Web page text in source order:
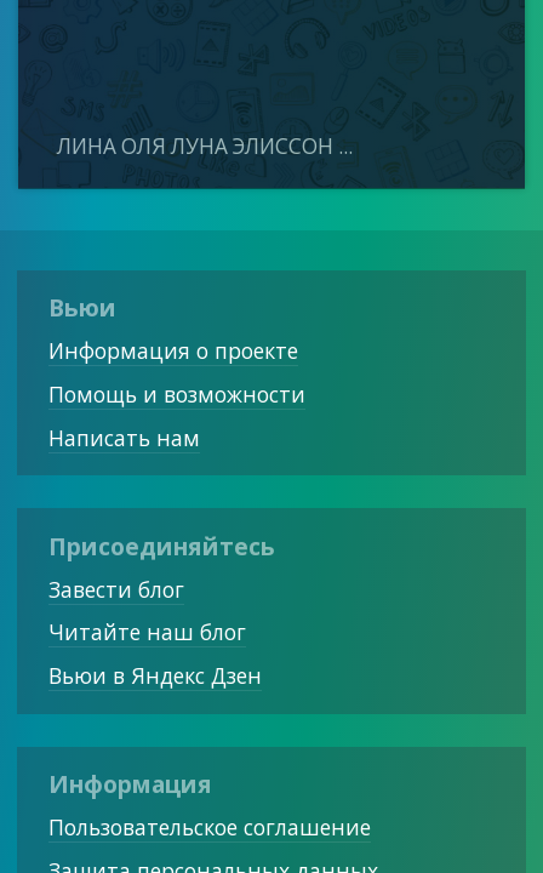
ЛИНА ОЛЯ ЛУНА ЭЛИССОН ...
Вьюи
Информация о проекте
Помощь и возможности
Написать нам
Присоединяйтесь
Завести блог
Читайте наш блог
Вьюи в Яндекс Дзен
Информация
Пользовательское соглашение